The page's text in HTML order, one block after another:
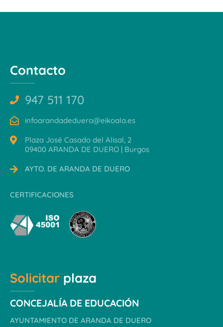
Contacto
947 511 170
infoarandadeduero@eikoala.es
Plaza José Casado del Alisal, 2
09400 ARANDA DE DUERO | Burgos
AYTO. DE ARANDA DE DUERO
CERTIFICACIONES
Solicitar plaza
CONCEJALÍA DE EDUCACIÓN
AYUNTAMIENTO DE ARANDA DE DUERO